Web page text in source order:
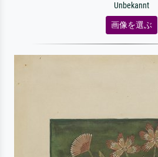
Unbekannt
画像を選ぶ